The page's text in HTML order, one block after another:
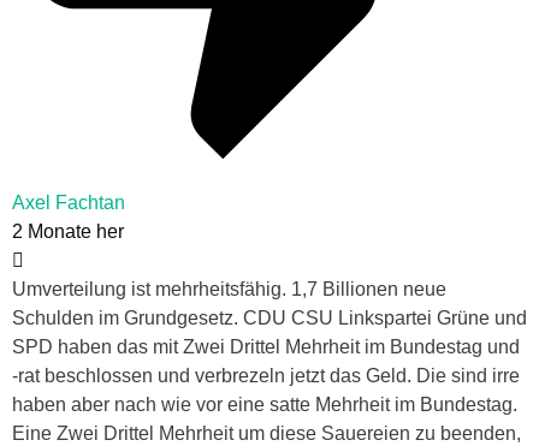
Axel Fachtan
2 Monate her
Umverteilung ist mehrheitsfähig. 1,7 Billionen neue
Schulden im Grundgesetz. CDU CSU Linkspartei Grüne und
SPD haben das mit Zwei Drittel Mehrheit im Bundestag und
-rat beschlossen und verbrezeln jetzt das Geld. Die sind irre
haben aber nach wie vor eine satte Mehrheit im Bundestag.
Eine Zwei Drittel Mehrheit um diese Sauereien zu beenden,